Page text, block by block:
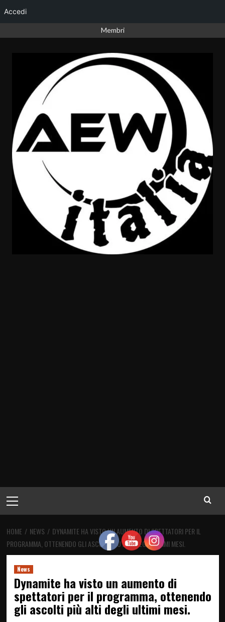
Accedi
Membri
principale
HOME NEWS
DYNAMITE HA VISTO UN AUMENTO DI SPETTATORI PER IL
PROGRAMMA, OTTENENDO GLI ASCOLTI PIÙ ALTI DEGLI ULTIMI MESI.
News
Dynamite ha visto un aumento di
spettatori per il programma, ottenendo
gli ascolti più alti degli ultimi mesi.